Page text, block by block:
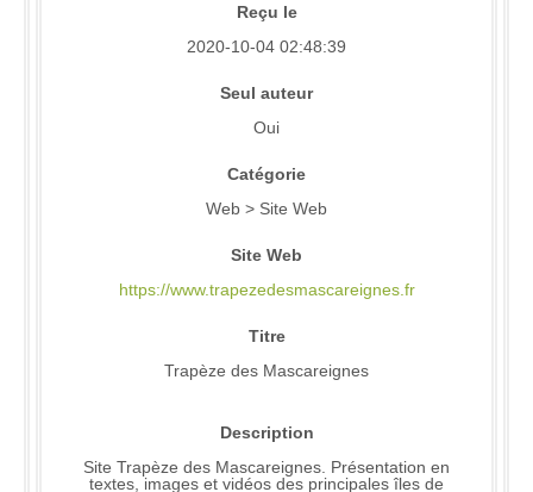
Reçu le
2020-10-04 02:48:39
Seul auteur
Oui
Catégorie
Web > Site Web
Site Web
https://www.trapezedesmascareignes.fr
Titre
Trapèze des Mascareignes
Description
Site Trapèze des Mascareignes. Présentation en
textes, images et vidéos des principales îles de